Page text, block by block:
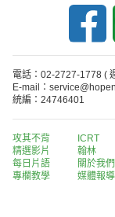
電話：02-2727-1778 (
E-mail：
統編：24746401
攻其不背
精選影片
每日片語
專欄教學
ICRT
翰林
關於我們
媒體報導